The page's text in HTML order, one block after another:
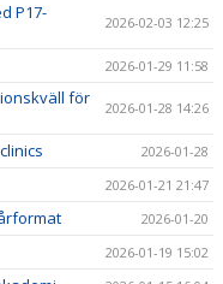
P17-
2026-02-03 12:25
2026-01-29 11:58
för
2026-01-28 14:26
2026-01-28
2026-01-21 21:47
2026-01-20
2026-01-19 15:02